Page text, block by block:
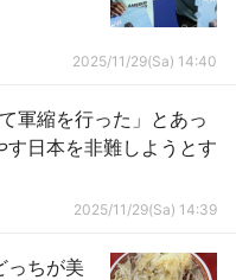
2025/11/29(Sa) 14:40
軍縮を行った」とあっ
日本を非難しようとす
2025/11/29(Sa) 14:39
っちが美